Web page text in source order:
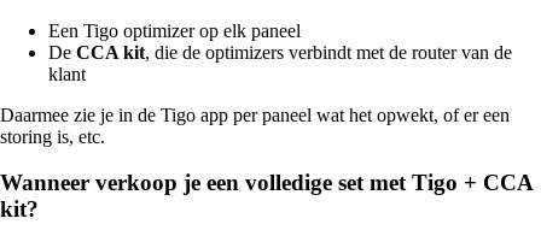
Een Tigo optimizer op elk paneel
De CCA kit, die de optimizers verbindt met de router van de
klant
Daarmee zie je in de Tigo app per paneel wat het opwekt, of er een
storing is, etc.
Wanneer verkoop je een volledige set met Tigo + CCA
kit?